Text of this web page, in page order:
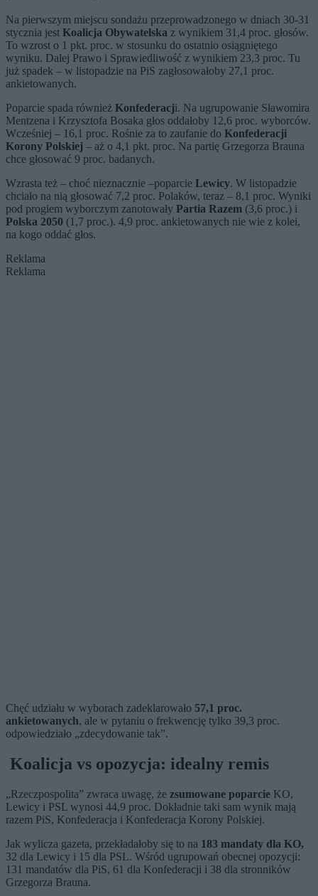
Na pierwszym miejscu sondażu przeprowadzonego w dniach 30-31
stycznia jest Koalicja Obywatelska z wynikiem 31,4 proc. głosów.
To wzrost o 1 pkt. proc. w stosunku do ostatnio osiągniętego
wyniku. Dalej Prawo i Sprawiedliwość z wynikiem 23,3 proc. Tu
już spadek – w listopadzie na PiS zagłosowałoby 27,1 proc.
ankietowanych.
Poparcie spada również Konfederacji. Na ugrupowanie Sławomira
Mentzena i Krzysztofa Bosaka głos oddałoby 12,6 proc. wyborców.
Wcześniej – 16,1 proc. Rośnie za to zaufanie do Konfederacji
Korony Polskiej – aż o 4,1 pkt. proc. Na partię Grzegorza Brauna
chce głosować 9 proc. badanych.
Wzrasta też – choć nieznacznie –poparcie Lewicy. W listopadzie
chciało na nią głosować 7,2 proc. Polaków, teraz – 8,1 proc. Wyniki
pod progiem wyborczym zanotowały Partia Razem (3,6 proc.) i
Polska 2050 (1,7 proc.). 4,9 proc. ankietowanych nie wie z kolei,
na kogo oddać głos.
Reklama
Reklama
Chęć udziału w wyborach zadeklarowało 57,1 proc.
ankietowanych, ale w pytaniu o frekwencję tylko 39,3 proc.
odpowiedziało „zdecydowanie tak”.
Koalicja vs opozycja: idealny remis
„Rzeczpospolita” zwraca uwagę, że zsumowane poparcie KO,
Lewicy i PSL wynosi 44,9 proc. Dokładnie taki sam wynik mają
razem PiS, Konfederacja i Konfederacja Korony Polskiej.
Jak wylicza gazeta, przekładałoby się to na 183 mandaty dla KO,
32 dla Lewicy i 15 dla PSL. Wśród ugrupowań obecnej opozycji:
131 mandatów dla PiS, 61 dla Konfederacji i 38 dla stronników
Grzegorza Brauna.